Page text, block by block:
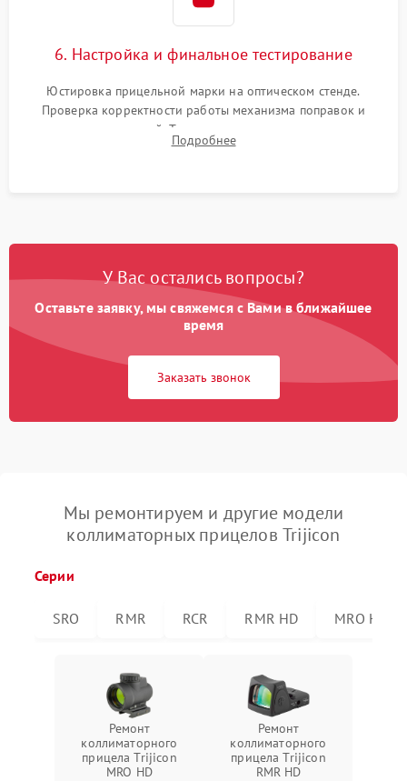
6. Настройка и финальное тестирование
Юстировка прицельной марки на оптическом стенде.
Проверка корректности работы механизма поправок и
отсутствия искажений. Тестирование прицела на ударном
стенде для подтверждения устойчивости к отдаче оружия и
Подробнее
У Вас остались вопросы?
Оставьте заявку, мы свяжемся с Вами в ближайшее
время
Заказать звонок
Мы ремонтируем и другие модели
коллиматорных прицелов Trijicon
Серии
SRO RMR RCR RMR HD MRO HD
Ремонт
коллиматорного
прицела Trijicon
MRO HD
Ремонт
коллиматорного
прицела Trijicon
RMR HD